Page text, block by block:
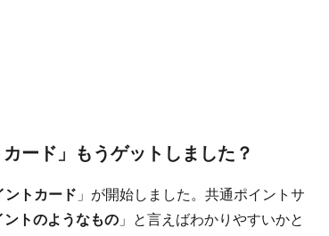
ード」もうゲットしました？
ントカード 」が開始しました。共通ポイントサ
ントのようなもの 」と言えばわかりやすいかと